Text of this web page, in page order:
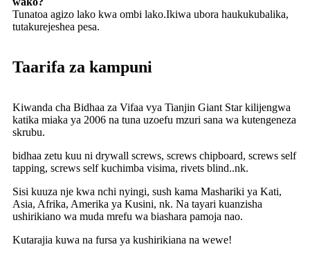
Tunatoa agizo lako kwa ombi lako.Ikiwa ubora haukukubalika,
tutakurejeshea pesa.
Taarifa za kampuni
Kiwanda cha Bidhaa za Vifaa vya Tianjin Giant Star kilijengwa
katika miaka ya 2006 na tuna uzoefu mzuri sana wa kutengeneza
skrubu.
bidhaa zetu kuu ni drywall screws, screws chipboard, screws self
tapping, screws self kuchimba visima, rivets blind..nk.
Sisi kuuza nje kwa nchi nyingi, sush kama Mashariki ya Kati,
Asia, Afrika, Amerika ya Kusini, nk. Na tayari kuanzisha
ushirikiano wa muda mrefu wa biashara pamoja nao.
Kutarajia kuwa na fursa ya kushirikiana na wewe!